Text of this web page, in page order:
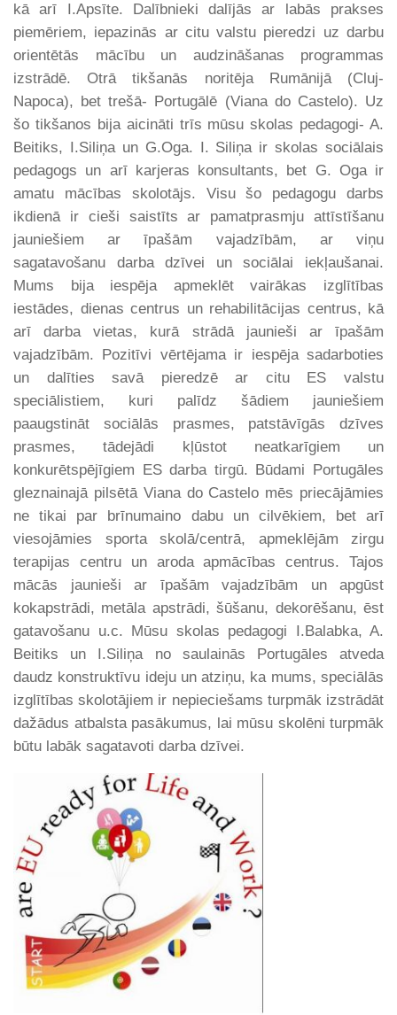
kā arī I.Apsīte. Dalībnieki dalījās ar labās prakses
piemēriem, iepazinās ar citu valstu pieredzi uz darbu
orientētās mācību un audzināšanas programmas
izstrādē. Otrā tikšanās noritēja Rumānijā (Cluj-
Napoca), bet trešā- Portugālē (Viana do Castelo). Uz
šo tikšanos bija aicināti trīs mūsu skolas pedagogi- A.
Beitiks, I.Siliņa un G.Oga. I. Siliņa ir skolas sociālais
pedagogs un arī karjeras konsultants, bet G. Oga ir
amatu mācības skolotājs. Visu šo pedagogu darbs
ikdienā ir cieši saistīts ar pamatprasmju attīstīšanu
jauniešiem ar īpašām vajadzībām, ar viņu
sagatavošanu darba dzīvei un sociālai iekļaušanai.
Mums bija iespēja apmeklēt vairākas izglītības
iestādes, dienas centrus un rehabilitācijas centrus, kā
arī darba vietas, kurā strādā jaunieši ar īpašām
vajadzībām. Pozitīvi vērtējama ir iespēja sadarboties
un dalīties savā pieredzē ar citu ES valstu
speciālistiem, kuri palīdz šādiem jauniešiem
paaugstināt sociālās prasmes, patstāvīgās dzīves
prasmes, tādejādi kļūstot neatkarīgiem un
konkurētspējīgiem ES darba tirgū. Būdami Portugāles
gleznainajā pilsētā Viana do Castelo mēs priecājāmies
ne tikai par brīnumaino dabu un cilvēkiem, bet arī
viesojāmies sporta skolā/centrā, apmeklējām zirgu
terapijas centru un aroda apmācības centrus. Tajos
mācās jaunieši ar īpašām vajadzībām un apgūst
kokapstrādi, metāla apstrādi, šūšanu, dekorēšanu, ēst
gatavošanu u.c. Mūsu skolas pedagogi I.Balabka, A.
Beitiks un I.Siliņa no saulainās Portugāles atveda
daudz konstruktīvu ideju un atziņu, ka mums, speciālās
izglītības skolotājiem ir nepieciešams turpmāk izstrādāt
dažādus atbalsta pasākumus, lai mūsu skolēni turpmāk
būtu labāk sagatavoti darba dzīvei.